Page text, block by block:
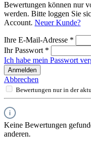
Bewertungen können nur
werden. Bitte loggen Sie
Account. Neuer Kunde?
Ihre E-Mail-Adresse *
Ihr Passwort *
Ich habe mein Passwort
Anmelden
Abbrechen
Bewertungen nur in der
Keine Bewertungen
anderen.